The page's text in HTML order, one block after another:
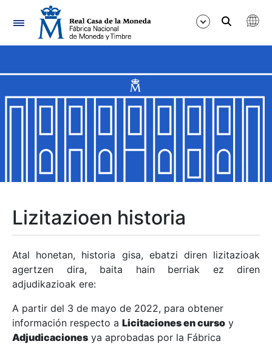
Nabigazioa
Erakutsi/Ezkutatu
Erakutsi/Ezkutatu
Erakutsi/Ezkutatu
Erakutsi/Ezkutatu
Erakutsi/Ezkutatu
Erakutsi/Ezkutatu
Lizitazioen historia
Atal honetan, historia gisa, ebatzi diren lizitazioak
agertzen dira, baita hain berriak ez diren
adjudikazioak ere:
A partir del 3 de mayo de 2022, para obtener
información respecto a Licitaciones en curso y
Adjudicaciones ya aprobadas por la Fábrica